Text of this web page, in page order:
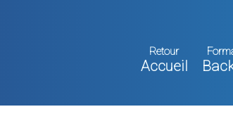
Retour
Accueil